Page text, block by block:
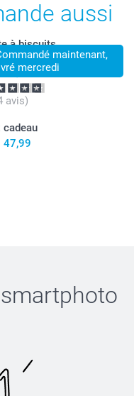
aussi
maintenant,
mercredi
à biscuits
22,99
avis)
cadeau
47,99
smartphoto